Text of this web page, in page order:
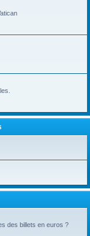
des billets en euros ?